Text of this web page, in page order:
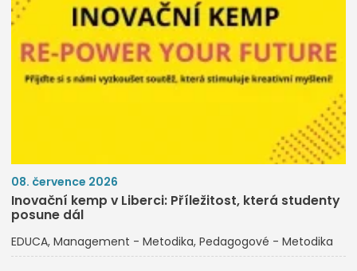
08. července 2026
Inovační kemp v Liberci: Příležitost, která studenty
posune dál
EDUCA Management - Metodika Pedagogové - Metodika